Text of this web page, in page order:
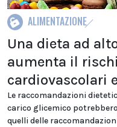
ALIMENTAZIONE
Una dieta ad
aumenta il
cardiovascolari
Le raccomandazioni
carico glicemico
quelli delle